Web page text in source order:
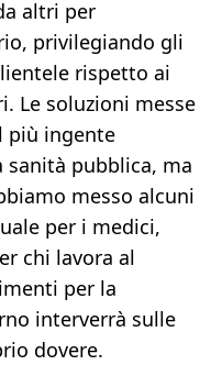
altri per
privilegiando gli
rispetto ai
Le soluzioni messe
più ingente
pubblica, ma
messo alcuni
per i medici,
chi lavora al
per la
interverrà sulle
dovere.